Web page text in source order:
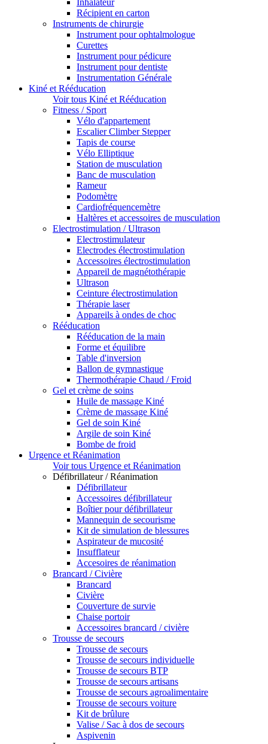
Inhalateur
Récipient en carton
Instruments de chirurgie
Instrument pour ophtalmologue
Curettes
Instrument pour pédicure
Instrument pour dentiste
Instrumentation Générale
Kiné et Rééducation
Voir tous Kiné et Rééducation
Fitness / Sport
Vélo d'appartement
Escalier Climber Stepper
Tapis de course
Vélo Elliptique
Station de musculation
Banc de musculation
Rameur
Podomètre
Cardiofréquencemètre
Haltères et accessoires de musculation
Electrostimulation / Ultrason
Electrostimulateur
Electrodes électrostimulation
Accessoires électrostimulation
Appareil de magnétothérapie
Ultrason
Ceinture électrostimulation
Thérapie laser
Appareils à ondes de choc
Rééducation
Rééducation de la main
Forme et équilibre
Table d'inversion
Ballon de gymnastique
Thermothérapie Chaud / Froid
Gel et crème de soins
Huile de massage Kiné
Crème de massage Kiné
Gel de soin Kiné
Argile de soin Kiné
Bombe de froid
Urgence et Réanimation
Voir tous Urgence et Réanimation
Défibrillateur / Réanimation
Défibrillateur
Accessoires défibrillateur
Boîtier pour défibrillateur
Mannequin de secourisme
Kit de simulation de blessures
Aspirateur de mucosité
Insufflateur
Accesoires de réanimation
Brancard / Civière
Brancard
Civière
Couverture de survie
Chaise portoir
Accessoires brancard / civière
Trousse de secours
Trousse de secours
Trousse de secours individuelle
Trousse de secours BTP
Trousse de secours artisans
Trousse de secours agroalimentaire
Trousse de secours voiture
Kit de brûlure
Valise / Sac à dos de secours
Aspivenin